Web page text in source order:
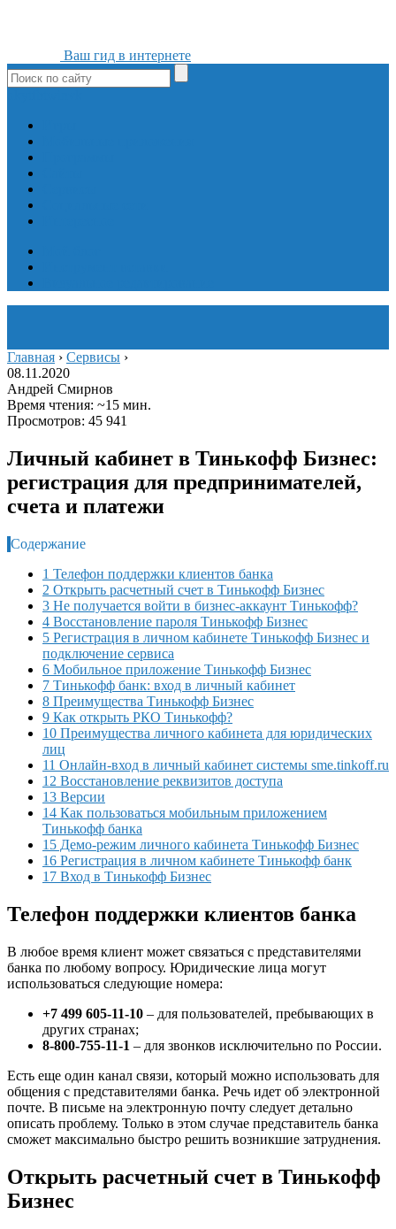
Ваш гид в интернете
Главная › Сервисы ›
08.11.2020
Андрей Смирнов
Время чтения: ~15 мин.
Просмотров: 45 941
Личный кабинет в Тинькофф Бизнес:
регистрация для предпринимателей,
счета и платежи
Содержание
1 Телефон поддержки клиентов банка
2 Открыть расчетный счет в Тинькофф Бизнес
3 Не получается войти в бизнес-аккаунт Тинькофф?
4 Восстановление пароля Тинькофф Бизнес
5 Регистрация в личном кабинете Тинькофф Бизнес и
подключение сервиса
6 Мобильное приложение Тинькофф Бизнес
7 Тинькофф банк: вход в личный кабинет
8 Преимущества Тинькофф Бизнес
9 Как открыть РКО Тинькофф?
10 Преимущества личного кабинета для юридических
лиц
11 Онлайн-вход в личный кабинет системы sme.tinkoff.ru
12 Восстановление реквизитов доступа
13 Версии
14 Как пользоваться мобильным приложением
Тинькофф банка
15 Демо-режим личного кабинета Тинькофф Бизнес
16 Регистрация в личном кабинете Тинькофф банк
17 Вход в Тинькофф Бизнес
Телефон поддержки клиентов банка
В любое время клиент может связаться с представителями
банка по любому вопросу. Юридические лица могут
использоваться следующие номера:
+7 499 605-11-10 – для пользователей, пребывающих в
других странах;
8-800-755-11-1 – для звонков исключительно по России.
Есть еще один канал связи, который можно использовать для
общения с представителями банка. Речь идет об электронной
почте. В письме на электронную почту следует детально
описать проблему. Только в этом случае представитель банка
сможет максимально быстро решить возникшие затруднения.
Открыть расчетный счет в Тинькофф
Бизнес